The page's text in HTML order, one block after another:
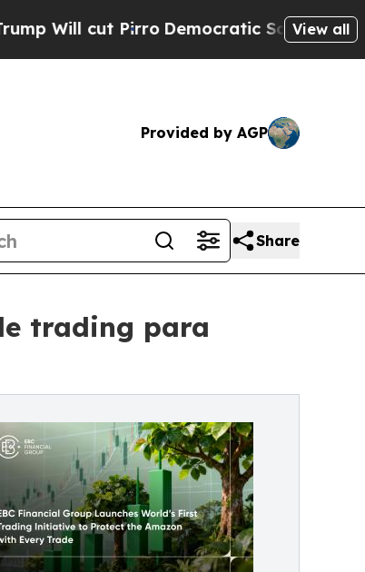
PirroDemocratic Socialists of America
View all
Provided by AGP
Share
trading para